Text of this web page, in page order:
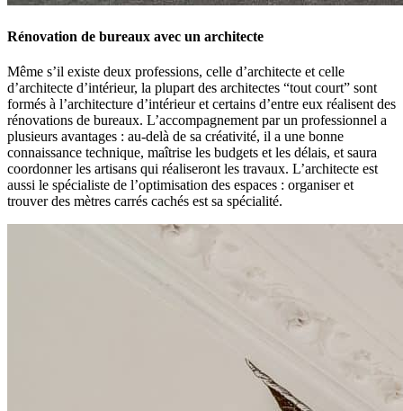
Rénovation de bureaux avec un architecte
Même s’il existe deux professions, celle d’architecte et celle
d’architecte d’intérieur, la plupart des architectes “tout court” sont
formés à l’architecture d’intérieur et certains d’entre eux réalisent des
rénovations de bureaux. L’accompagnement par un professionnel a
plusieurs avantages : au-delà de sa créativité, il a une bonne
connaissance technique, maîtrise les budgets et les délais, et saura
coordonner les artisans qui réaliseront les travaux. L’architecte est
aussi le spécialiste de l’optimisation des espaces : organiser et
trouver des mètres carrés cachés est sa spécialité.